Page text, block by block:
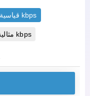
قياسية 128 kbps
مثالية 320 kbps